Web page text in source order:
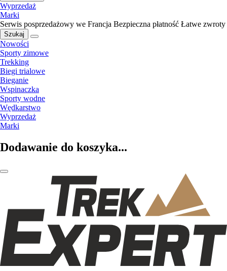
Wyprzedaż
Marki
Serwis posprzedażowy we Francja Bezpieczna płatność Łatwe zwroty
Szukaj
Nowości
Sporty zimowe
Trekking
Biegi trialowe
Bieganie
Wspinaczka
Sporty wodne
Wędkarstwo
Wyprzedaż
Marki
Dodawanie do koszyka...